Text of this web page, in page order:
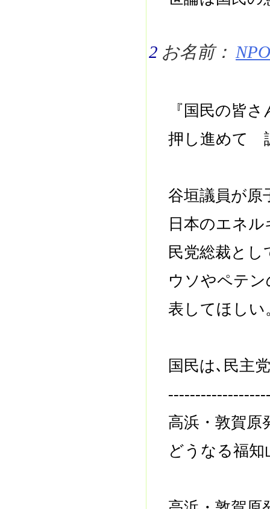
2 お名前：
『国民の皆
押し進めて
谷垣議員が
日本のエネ
民党総裁と
ウソやペテ
表してほしい
国民は､民主
高浜・敦賀
どうなる福知